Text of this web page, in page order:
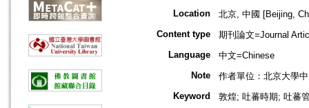
Location
北京, 中國 [Beijing,
Content type
期刊論文=Journal
Language
中文=Chinese
Note
作者單位：北京大學
Keyword
敦煌; 吐蕃時期; 吐蕃